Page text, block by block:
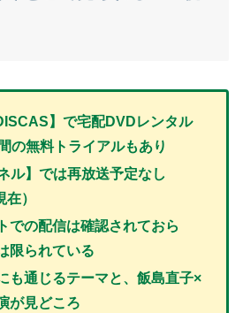
】で宅配DVDレンタル
の無料トライアルもあり
ル】では再放送予定なし
在）
での配信は確認されておら
限られている
も通じるテーマと、飯島直子×
が見どころ